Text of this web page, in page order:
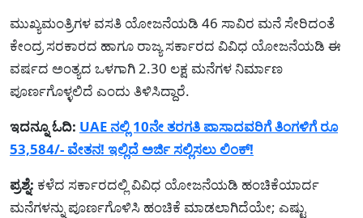
ಮುಖ್ಯಮಂತ್ರಿಗಳ ವಸತಿ ಯೋಜನೆಯಡಿ 46 ಸಾವಿರ ಮನೆ ಸೇರಿದಂತೆ
ಕೇಂದ್ರ ಸರಕಾರದ ಹಾಗೂ ರಾಜ್ಯ ಸರ್ಕಾರದ ವಿವಿಧ ಯೋಜನೆಯಡಿ ಈ
ವರ್ಷದ ಅಂತ್ಯದ ಒಳಗಾಗಿ 2.30 ಲಕ್ಷ ಮನೆಗಳ ನಿರ್ಮಾಣ
ಪೂರ್ಣಗೊಳ್ಳಲಿದೆ ಎಂದು ತಿಳಿಸಿದ್ದಾರೆ.
ಇದನ್ನೂ ಓದಿ: UAE ನಲ್ಲಿ 10ನೇ ತರಗತಿ ಪಾಸಾದವರಿಗೆ ತಿಂಗಳಿಗೆ ರೂ
53,584/- ವೇತನ! ಇಲ್ಲಿದೆ ಅರ್ಜಿ ಸಲ್ಲಿಸಲು ಲಿಂಕ್!
ಪ್ರಶ್ನೆ: ಕಳೆದ ಸರ್ಕಾರದಲ್ಲಿ ವಿವಿಧ ಯೋಜನೆಯಡಿ ಹಂಚಿಕೆಯಾರ್ದ
ಮನೆಗಳನ್ನು ಪೂರ್ಣಗೊಳಿಸಿ ಹಂಚಿಕೆ ಮಾಡಲಾಗಿದೆಯೇ; ಎಷ್ಟು